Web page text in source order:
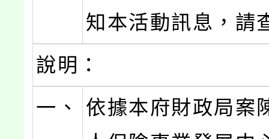
知本活動訊息，請
說明：
一、
依據本府財政局案